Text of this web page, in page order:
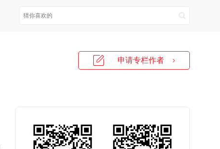
申请专栏作者